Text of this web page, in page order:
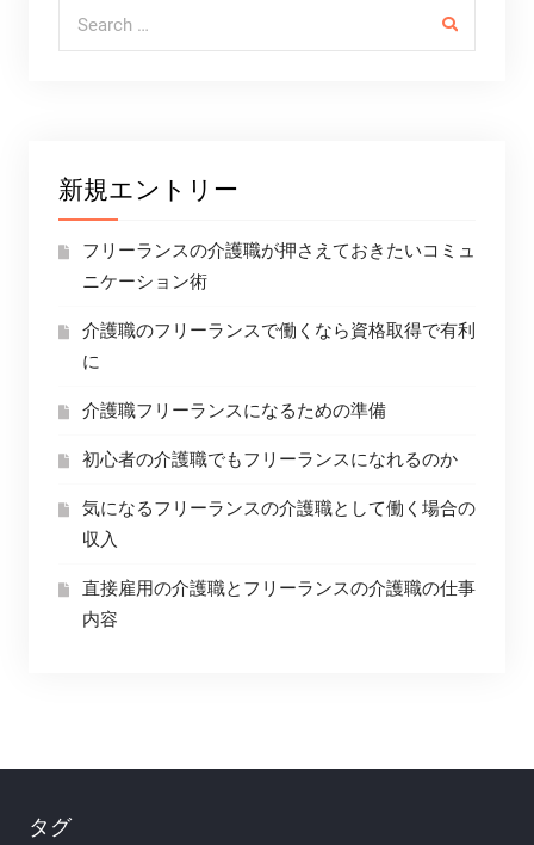
新規エントリー
フリーランスの介護職が押さえておきたいコミュ
ニケーション術
介護職のフリーランスで働くなら資格取得で有利
に
介護職フリーランスになるための準備
初心者の介護職でもフリーランスになれるのか
気になるフリーランスの介護職として働く場合の
収入
直接雇用の介護職とフリーランスの介護職の仕事
内容
タグ